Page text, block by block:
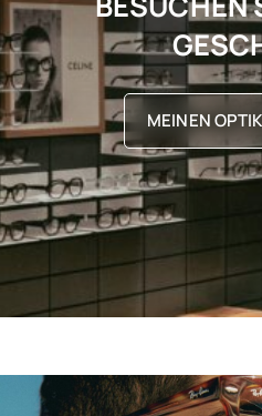
MEINEN